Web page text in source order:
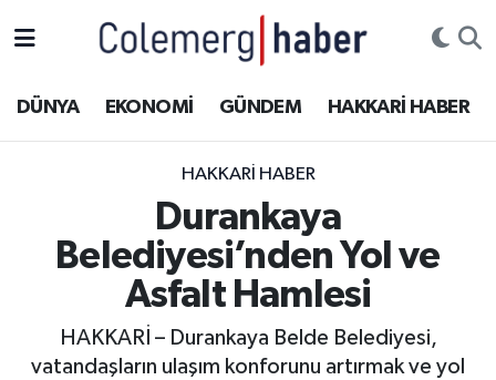
DÜNYA EKONOMİ GÜNDEM HAKKARİ HABER
HAKKARI HABER
Durankaya
Belediyesi’nden Yol ve
Asfalt Hamlesi
HAKKARİ – Durankaya Belde Belediyesi,
vatandaşların ulaşım konforunu artırmak ve yol
ASAYİŞ
DOĞA
DÜNYA
EĞİTİM
Hakkâri Hava Durumu
Hakkâri Trafik Yoğunluk Haritası
Süper Lig Puan Durumu ve Fikstür
Tüm Manşetler